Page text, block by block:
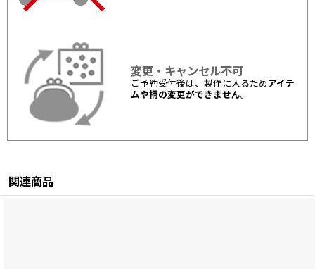
変更・キャンセル不可
ご予約受付後は、製作に入るため アイテ
ムや柄の変更ができません。
関連商品